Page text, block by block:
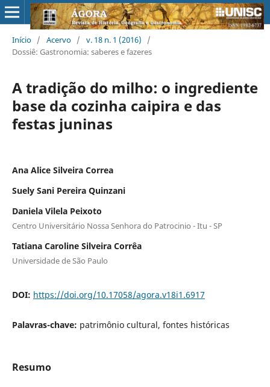
Início / Acervo / v. 18 n. 1 (2016)
/
Dossiê: Gastronomia: saberes e fazeres
A tradição do milho: o ingrediente
base da cozinha caipira e das
festas juninas
Ana Alice Silveira Correa
Suely Sani Pereira Quinzani
Daniela Vilela Peixoto
Centro Universitário Nossa Senhora do Patrocinio - Itu - SP
Tatiana Caroline Silveira Corrêa
Universidade de São Paulo
DOI: https://doi.org/10.17058/agora.v18i1.6917
Palavras-chave: patrimônio cultural, fontes históricas
Resumo